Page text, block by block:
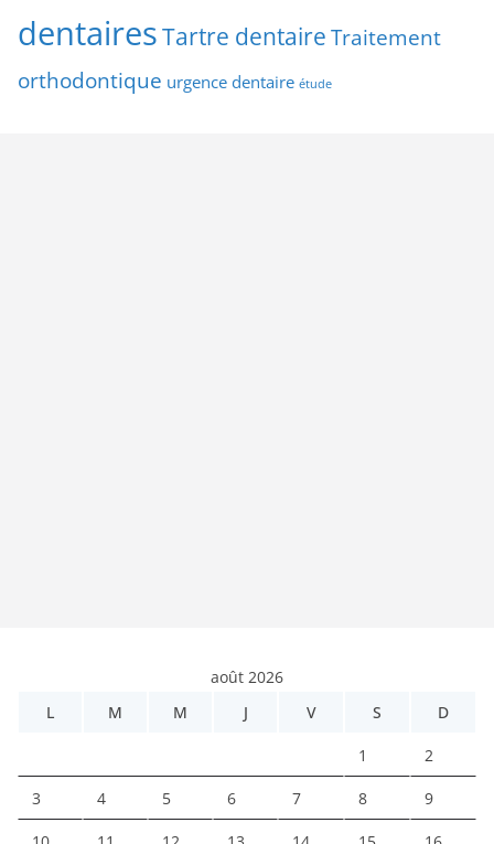
dentairesTartre dentaire Traitement
orthodontique urgence dentaire étude
août 2026
L
M M J V S D
1 2
3 4 5 6 7 8 9